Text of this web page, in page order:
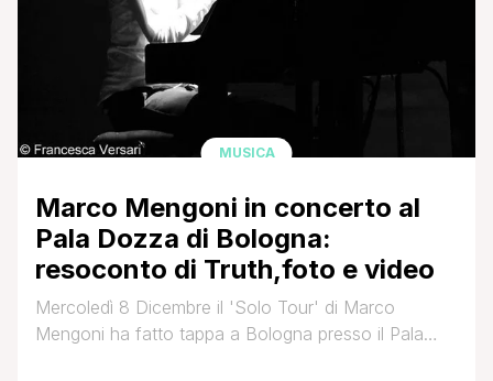
MUSICA
Marco Mengoni in concerto al
Pala Dozza di Bologna:
resoconto di Truth,foto e video
Mercoledì 8 Dicembre il 'Solo Tour' di Marco
Mengoni ha fatto tappa a Bologna presso il Pala